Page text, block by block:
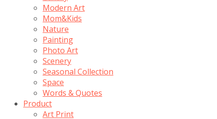
Modern Art
Mom&Kids
Nature
Painting
Photo Art
Scenery
Seasonal Collection
Space
Words & Quotes
Product
Art Print